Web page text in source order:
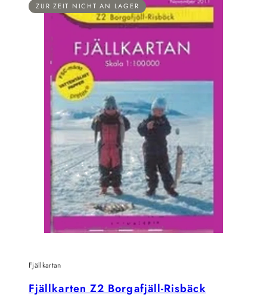
ZUR ZEIT NICHT AN LAGER
Fjällkartan
Fjällkarten Z2 Borgafjäll-Risbäck